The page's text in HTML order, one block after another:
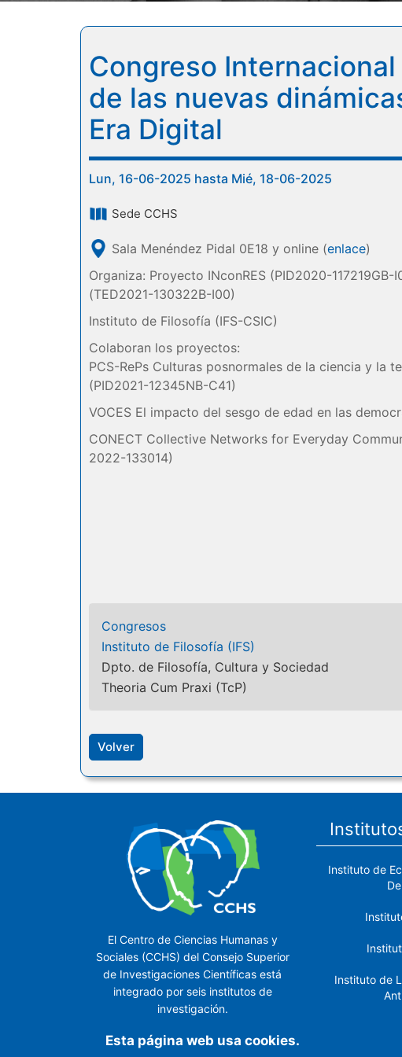
Congreso
de las nuevas
Era Digital
Lun, 16-06-2025 hasta Mié, 18-06-2025
Sede CCHS
Sala Menéndez Pidal 0E18 y online (enlace)
Organiza: Proyecto INconRES (PID2020-
(TED2021-130322B-I00)
Instituto de Filosofía (IFS-CSIC)
Colaboran los proyectos:
PCS-RePs Culturas posnormales de la ciencia y la
(PID2021-12345NB-C41)
VOCES El impacto del sesgo de edad en las
CONECT Collective Networks for Everyday
2022-133014)
Congresos
Instituto de Filosofía (IFS)
Dpto. de Filosofía, Cultura y Sociedad
Theoria Cum Praxi (TcP)
Volver
El Centro de Ciencias Humanas y
Sociales (CCHS) del Consejo Superior
de Investigaciones Científicas está
integrado por seis institutos de
investigación.
Instituto de
Instituto de
Esta página web usa cookies.